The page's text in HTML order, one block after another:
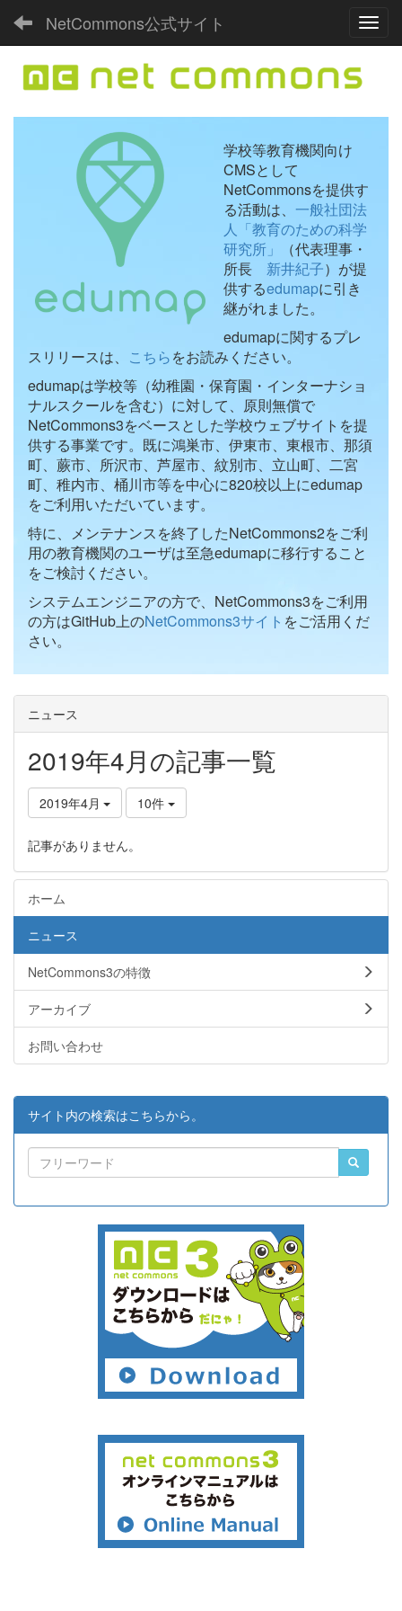
NetCommons公式サイト
学校等教育機関向け
CMSとして
NetCommonsを提供す
る活動は、 一般社団法
人「教育のための科学
研究所」
（代表理事・
所長 新井紀子）が提
供するedumapに引き
継がれました。
edumapに関するプレ
スリリースは、 こちらをお読みください。
edumapは学校等（幼稚園・保育園・インターナショ
ナルスクールを含む）に対して、原則無償で
NetCommons3をベースとした学校ウェブサイトを提
供する事業です。既に鴻巣市、伊東市、東根市、那須
町、蕨市、所沢市、芦屋市、紋別市、立山町、二宮
町、稚内市、桶川市等を中心に820校以上にedumap
をご利用いただいています。
特に、メンテナンスを終了したNetCommons2をご利
用の教育機関のユーザは至急edumapに移行すること
をご検討ください。
システムエンジニアの方で、NetCommons3をご利用
の方はGitHub上のNetCommons3サイト をご活用くだ
さい。
ニュース
2019年4月の記事一覧
2019年4月 10件
記事がありません。
ホーム
ニュース
NetCommons3の特徴
アーカイブ
お問い合わせ
サイト内の検索はこちらから。